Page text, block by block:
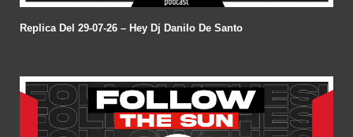
Replica Del 29-07-26 – Hey Dj Danilo De Santo